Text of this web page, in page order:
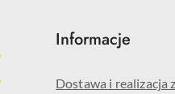
Informacje
Dostawa i realizacja